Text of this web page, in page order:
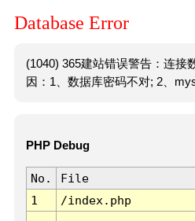
Database Error
(1040) 365建站错误警告：连接
因：1、数据库密码不对; 2、
PHP Debug
No. File
1
/index.php